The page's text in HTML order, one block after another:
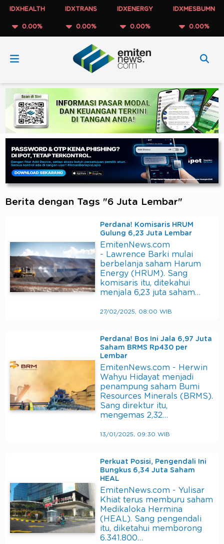
0.00%
IDXTRANS
0.00%
IDXENERGY
0.00%
IDXMESBUMN
0.00%
Berita dengan Tags "6 Juta Lembar"
Perdana! Komisaris HRUM
Gulung 6,23 Juta Lembar
EmitenNews.com
- Lawrence Barki mulai
berbelanja saham Harum
Energy (HRUM). Sang
komisaris itu, ditekahui
menjala 6,23 juta saham…
27/02/2025, 08:00 WIB
Perdana! Bos Ini Jala 6,97 Juta
Saham BRMS Rp430 per
Lembar
EmitenNews.com - Herwin
Wahyu Hidayat menjadi
penampung saham Bumi
Resources Minerals (BRMS).
Sang direktur itu,
mengemas 2,32…
13/01/2025, 09:30 WIB
Perkuat Posisi, Pengendali Ini
Bungkus 6,34 Juta Saham
HEAL
EmitenNews.com - Yulisar
Khiat terus memburu saham
Medikaloka Hermina
(HEAL). Sang pengendali
itu, diketahui memborong
6.341.800…